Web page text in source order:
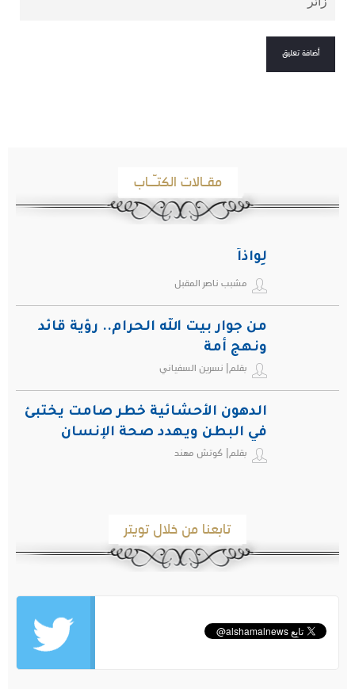
مقـالات الكتـّـاب
لِواذاً
مشبب ناصر المقبل
من جوار بيت الله الحرام.. رؤية قائد
ونهج أمة
بقلم| نسرين السفياني
الدهون الأحشائية خطر صامت يختبئ
في البطن ويهدد صحة الإنسان
بقلم| كوتش مهند
تابعنا من خلال تويتر